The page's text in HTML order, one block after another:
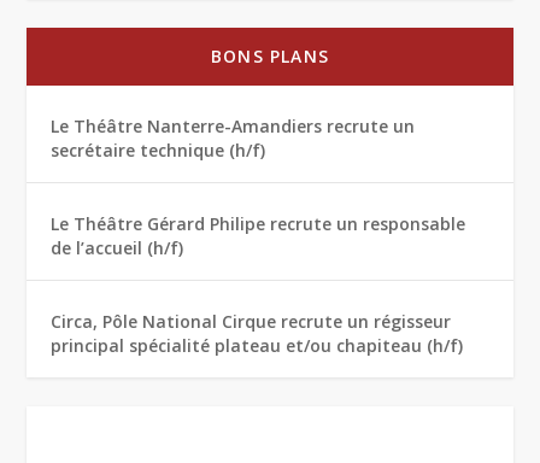
BONS PLANS
Le Théâtre Nanterre-Amandiers recrute un
secrétaire technique (h/f)
Le Théâtre Gérard Philipe recrute un responsable
de l’accueil (h/f)
Circa, Pôle National Cirque recrute un régisseur
principal spécialité plateau et/ou chapiteau (h/f)